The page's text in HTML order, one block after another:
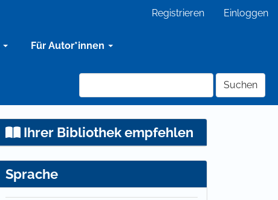
Registrieren Einloggen
Für Autor*innen
Suchen
Ihrer Bibliothek empfehlen
Sprache